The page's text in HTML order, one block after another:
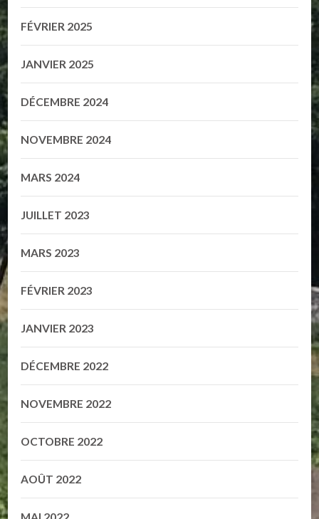
FÉVRIER 2025
JANVIER 2025
DÉCEMBRE 2024
NOVEMBRE 2024
MARS 2024
JUILLET 2023
MARS 2023
FÉVRIER 2023
JANVIER 2023
DÉCEMBRE 2022
NOVEMBRE 2022
OCTOBRE 2022
AOÛT 2022